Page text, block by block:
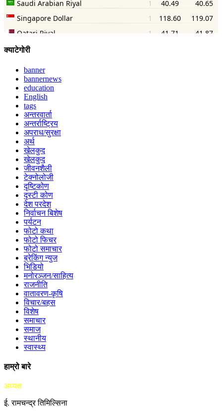
क्याटेगोरी
banner
bannernews
education
English
tags
अन्तरवार्ता
अन्तर्राष्ट्रिय
अपराध/सुरक्षा
अर्थ
खेलकुद
खेलकुद
जीवनशैली
टेक्नोलोजी
दृष्टिकोण
दृस्टी कोण
देश परदेश
निर्वाचन बिशेष
पर्यटन
फोटो कथा
फोटो फिचर
फोटो समाचार
ब्रेकिंग न्युज
भिडियो
मनोरञ्जन/साहित्य
राजनीति
वातावरण-कृषि
विचार/बहस
विशेष
समाचार
समाज
स्थानीय
स्वास्थ्य
हाम्रो बारे
अध्यक्ष
ई. रामचन्द्र तिमिल्सिना